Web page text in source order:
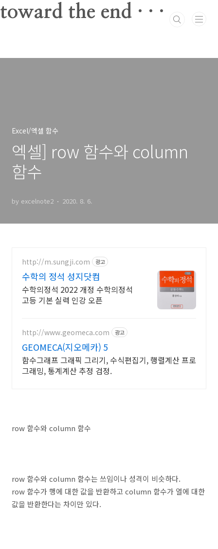
본문 바로가기
toward the end · · ·
Excel/엑셀 함수
엑셀] row 함수와 column
함수
by excelnote2 2020. 8. 6.
http://m.sungji.com 광고
수학의 정석 성지닷컴
수학의정석 2022 개정 수학의정석
고등 기본 실력 인강 오픈
http://www.geomeca.com 광고
GEOMECA(지오메카) 5
함수그래프 그래픽 그리기, 수식편집기, 행렬계산 프로
그래밍, 통계계산 추정 검정.
row 함수와 column 함수
row 함수와 column 함수는 쓰임이나 성격이 비슷하다.
row 함수가 행에 대한 값을 반환하고 column 함수가 열에 대한
값을 반환한다는 차이만 있다.